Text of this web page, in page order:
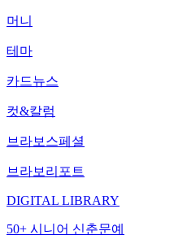
머니
테마
카드뉴스
컷&칼럼
브라보스페셜
브라보리포트
DIGITAL LIBRARY
50+ 시니어 신춘문예